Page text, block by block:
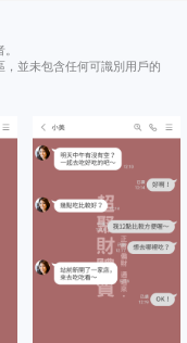
並未包含任何可識別用戶的